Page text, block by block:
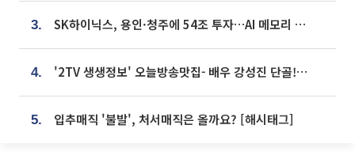
3. SK하이닉스, 용인·청주에 54조 투자…AI 메모리 생산기지 키운다
4. '2TV 생생정보' 오늘방송맛집- 배우 강성진 단골! 쌀국수ㆍ푸팟퐁 커리 맛집 '블○○○'
5. 입추매직 '불발', 처서매직은 올까요? [해시태그]